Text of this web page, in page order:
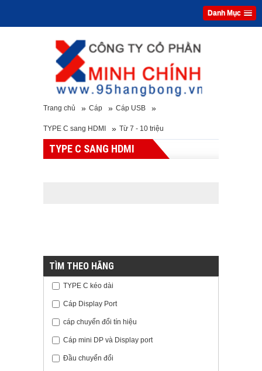
Danh Mục
Trang chủ » Cáp » Cáp USB »
TYPE C sang HDMI » Từ 7 - 10 triệu
TYPE C SANG HDMI
TÌM THEO HÃNG
TYPE C kéo dài
Cáp Display Port
cáp chuyển đổi tín hiệu
Cáp mini DP và Display port
Đầu chuyển đổi